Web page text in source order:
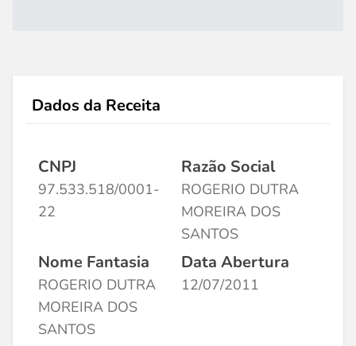
Dados da Receita
CNPJ
97.533.518/0001-
22
Razão Social
ROGERIO DUTRA
MOREIRA DOS
SANTOS
Nome Fantasia
ROGERIO DUTRA
MOREIRA DOS
SANTOS
Data Abertura
12/07/2011